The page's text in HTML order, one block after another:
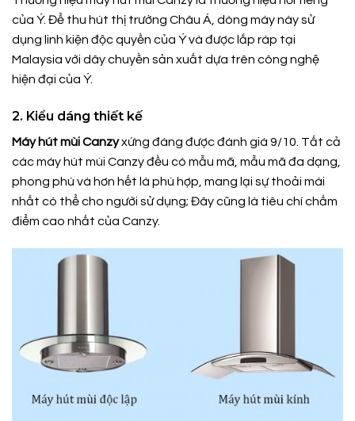
của Ý. Để thu hút thị trường Châu Á, dòng máy này sử
dụng linh kiện độc quyền của Ý và được lắp ráp tại
Malaysia với dây chuyền sản xuất dựa trên công nghệ
hiện đại của Ý.
2. Kiểu dáng thiết kế
Máy hút mùi Canzyxứng đáng được đánh giá 9/10. Tất cả
các máy hút mùi Canzy đều có mẫu mã, mẫu mã đa dạng,
phong phú và hơn hết là phù hợp, mang lại sự thoải mái
nhất có thể cho người sử dụng; Đây cũng là tiêu chí chấm
điểm cao nhất của Canzy.